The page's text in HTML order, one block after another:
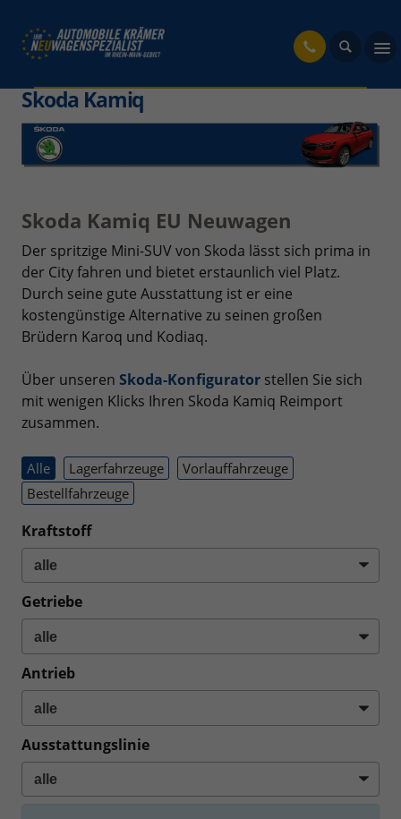
Skoda Kamiq
Skoda Kamiq EU Neuwagen
Der spritzige Mini-SUV von Skoda lässt sich prima in
der City fahren und bietet erstaunlich viel Platz.
Durch seine gute Ausstattung ist er eine
kostengünstige Alternative zu seinen großen
Brüdern Karoq und Kodiaq.
Über unseren Skoda-Konfigurator stellen Sie sich
mit wenigen Klicks Ihren Skoda Kamiq Reimport
zusammen.
Alle Lagerfahrzeuge
Vorlauffahrzeuge
Bestellfahrzeuge
Kraftstoff
Getriebe
Antrieb
Ausstattungslinie